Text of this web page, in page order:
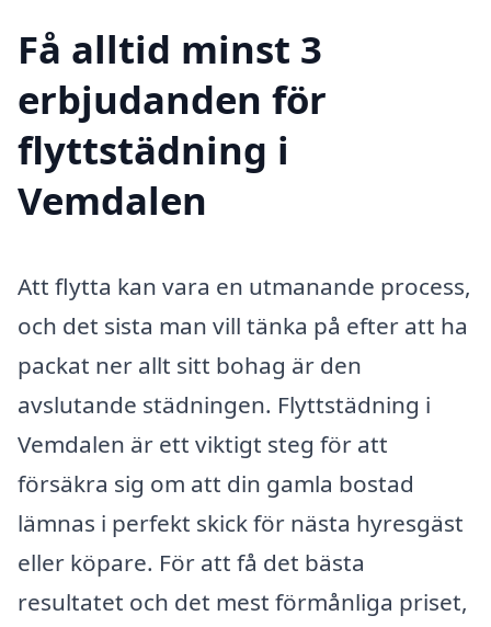
Få alltid minst 3
erbjudanden för
flyttstädning i
Vemdalen
Att flytta kan vara en utmanande process,
och det sista man vill tänka på efter att ha
packat ner allt sitt bohag är den
avslutande städningen. Flyttstädning i
Vemdalen är ett viktigt steg för att
försäkra sig om att din gamla bostad
lämnas i perfekt skick för nästa hyresgäst
eller köpare. För att få det bästa
resultatet och det mest förmånliga priset,